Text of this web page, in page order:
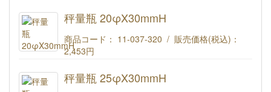
秤量瓶 20φX30mmH
商品コード： 11-037-320 / 販売価格(税込)：
2,453円
秤量瓶 25φX30mmH